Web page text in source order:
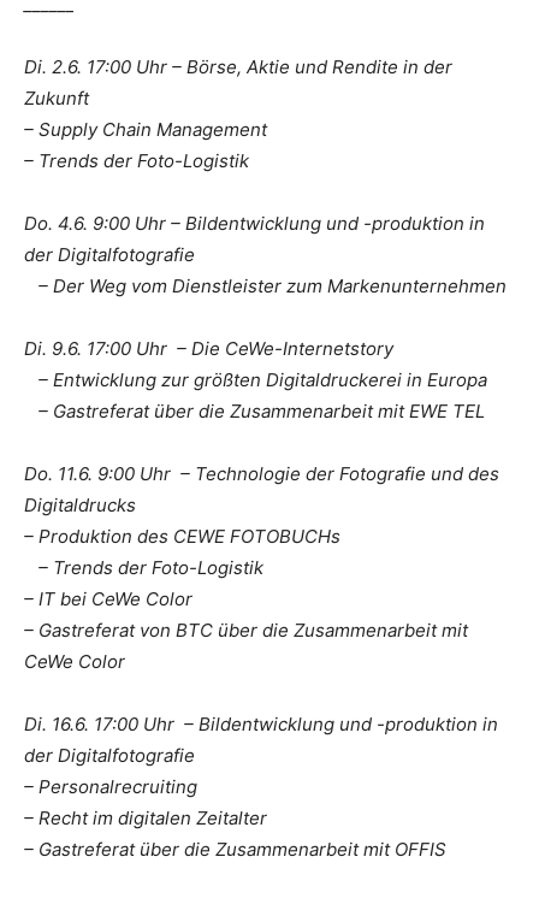
Di. 2.6. 17:00 Uhr – Börse, Aktie und Rendite in der
Zukunft
– Supply Chain Management
– Trends der Foto-Logistik
Do. 4.6. 9:00 Uhr – Bildentwicklung und -produktion in
der Digitalfotografie
– Der Weg vom Dienstleister zum Markenunternehmen
Di. 9.6. 17:00 Uhr – Die CeWe-Internetstory
– Entwicklung zur größten Digitaldruckerei in Europa
– Gastreferat über die Zusammenarbeit mit EWE TEL
Do. 11.6. 9:00 Uhr – Technologie der Fotografie und des
Digitaldrucks
– Produktion des CEWE FOTOBUCHs
– Trends der Foto-Logistik
– IT bei CeWe Color
– Gastreferat von BTC über die Zusammenarbeit mit
CeWe Color
Di. 16.6. 17:00 Uhr – Bildentwicklung und -produktion in
der Digitalfotografie
– Personalrecruiting
– Recht im digitalen Zeitalter
– Gastreferat über die Zusammenarbeit mit OFFIS